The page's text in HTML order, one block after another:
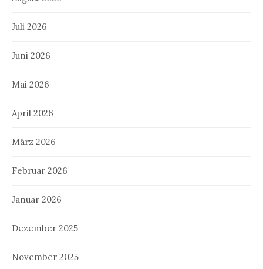
Juli 2026
Juni 2026
Mai 2026
April 2026
März 2026
Februar 2026
Januar 2026
Dezember 2025
November 2025